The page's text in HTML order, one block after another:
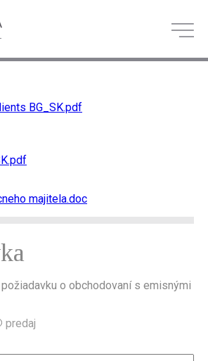
BG_SK.pdf
majitela.doc
o obchodovaní s emisnými
predaj